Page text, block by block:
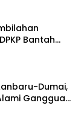
Bantah
Dumai,
Gangguan